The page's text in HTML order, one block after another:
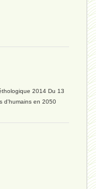
2014 Du 13
d'humains en 2050